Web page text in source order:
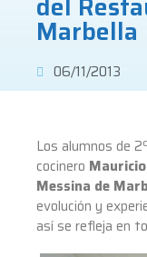
Marbella
06/11/2013
Los alumnos de
cocinero
Messina de
evolución y
así se refleja en